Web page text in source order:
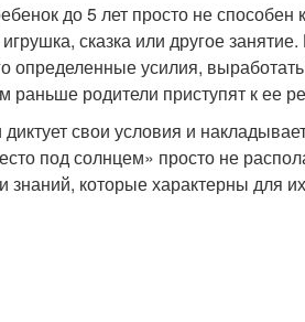
до 5 лет просто не
сказка или другое
определенные усилия,
раньше родители приступят к ее
свои условия и
под солнцем» просто не
знаний, которые характерны для